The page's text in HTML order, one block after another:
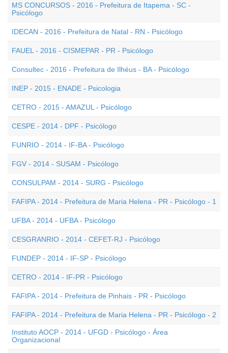
MS CONCURSOS - 2016 - Prefeitura de Itapema - SC -
Psicólogo
IDECAN - 2016 - Prefeitura de Natal - RN - Psicólogo
FAUEL - 2016 - CISMEPAR - PR - Psicólogo
Consultec - 2016 - Prefeitura de Ilhéus - BA - Psicólogo
INEP - 2015 - ENADE - Psicologia
CETRO - 2015 - AMAZUL - Psicólogo
CESPE - 2014 - DPF - Psicólogo
FUNRIO - 2014 - IF-BA - Psicólogo
FGV - 2014 - SUSAM - Psicólogo
CONSULPAM - 2014 - SURG - Psicólogo
FAFIPA - 2014 - Prefeitura de Maria Helena - PR - Psicólogo - 1
UFBA - 2014 - UFBA - Psicólogo
CESGRANRIO - 2014 - CEFET-RJ - Psicólogo
FUNDEP - 2014 - IF-SP - Psicólogo
CETRO - 2014 - IF-PR - Psicólogo
FAFIPA - 2014 - Prefeitura de Pinhais - PR - Psicólogo
FAFIPA - 2014 - Prefeitura de Maria Helena - PR - Psicólogo - 2
Instituto AOCP - 2014 - UFGD - Psicólogo - Área
Organizacional